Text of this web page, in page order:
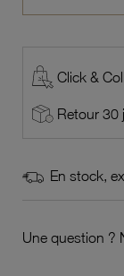
Click &
Retour 30
En stock,
Une question ?